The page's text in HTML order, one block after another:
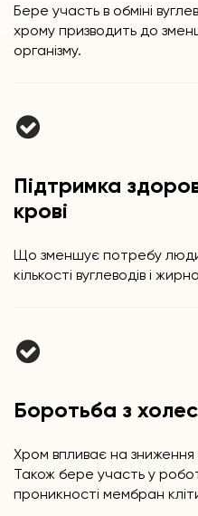
Бере участь в обміні
хрому призводить до
організму.
Підтримка
крові
Що зменшує потребу
кількості вуглеводів і
Боротьба з
Хром впливає на зниження
Також бере участь у
проникності мембран